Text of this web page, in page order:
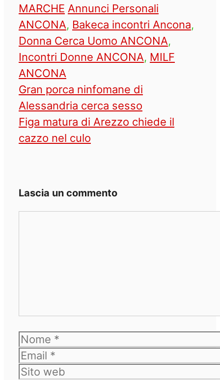
MARCHE Tag
Annunci Personali
ANCONA, Bakeca incontri Ancona,
Donna Cerca Uomo ANCONA,
Incontri Donne ANCONA, MILF
ANCONA
Gran porca ninfomane di
Alessandria cerca sesso
Figa matura di Arezzo chiede il
cazzo nel culo
Lascia un commento
Nome
Email
Sito